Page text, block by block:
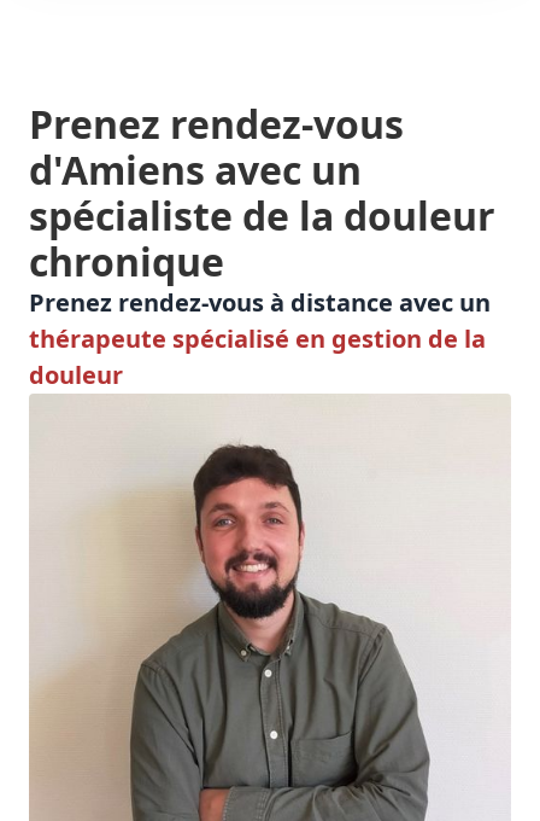
Prenez rendez-vous
d'Amiens avec un
spécialiste de la douleur
chronique
Prenez rendez-vous à distance avec un
thérapeute spécialisé en gestion de la
douleur